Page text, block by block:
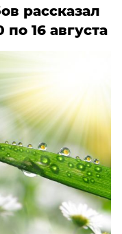
рассказал
16 августа